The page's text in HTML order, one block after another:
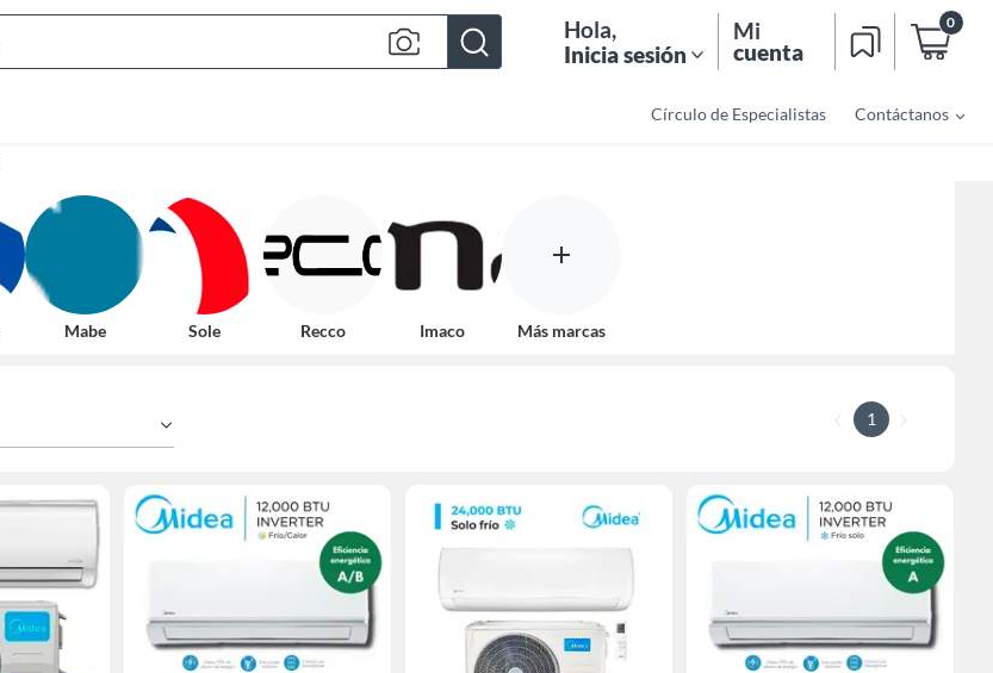
Bar
Hola,
Inicia sesión
Mi
cuenta
0
Círculo de Especialistas Contáctanos
Mabe Sole Recco Imaco Más marcas
1